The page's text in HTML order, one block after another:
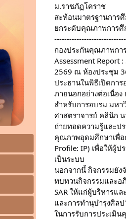
ม.ราชภัฏโคราช
สะท้อนมาตรฐานการศึ
ยกระดับคุณภาพการศึ
-----------------------------
กองประกันคุณภาพกา
Assessment Report
2569 ณ ห้องประชุม
ประธานในพิธีเปิดกา
ภายนอกอย่างต่อเนื่อ
สำหรับการอบรม มห
ศาสตราจารย์ คลินิก
ถ่ายทอดความรู้และป
คุณภาพอุดมศึกษาเพื่อ
Profile: IP) เพื่อให้ผู้ป
เป็นระบบ
นอกจากนี้ กิจกรรมยั
ทบทวนกิจกรรมและอ
SAR ให้แก่ผู้บริหารแ
และการทำนุบำรุงศิล
ในการรับการประเมิ